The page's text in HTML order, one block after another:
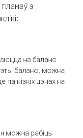
з
на баланс
баланс, можна
нізкіх цэнах на
можна рабіць